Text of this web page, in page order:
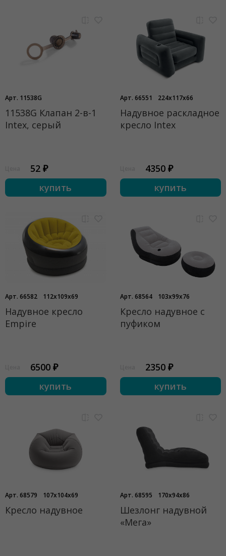
Арт. 11538G
11538G Клапан 2-в-1
Intex, серый
52 ₽
купить
Арт. 66551 224x117x66
Надувное раскладное
кресло Intex
4350 ₽
купить
Арт. 66582 112x109x69
Надувное кресло
Empire
6500 ₽
купить
Арт. 68564 103x99x76
Кресло надувное с
пуфиком
2350 ₽
купить
Арт. 68579 107x104x69
Кресло надувное
Арт. 68595 170x94x86
Шезлонг надувной
«Мега»